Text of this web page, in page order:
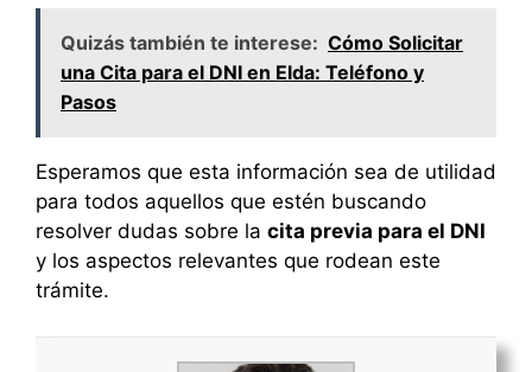
Quizás también te interese: Cómo Solicitar
una Cita para el DNI en Elda: Teléfono y
Pasos
Esperamos que esta información sea de utilidad
para todos aquellos que estén buscando
resolver dudas sobre la cita previa para el DNI
y los aspectos relevantes que rodean este
trámite.